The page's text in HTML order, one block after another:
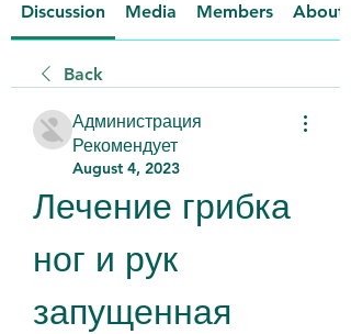
Discussion Media Members About
Back
Администрация
Рекомендует
August 4, 2023
Лечение грибка
ног и рук
запущенная